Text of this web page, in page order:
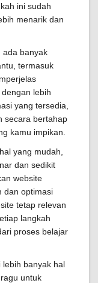
ini sudah
menarik dan
ada banyak
termasuk
lebih
yang tersedia,
secara bertahap
kamu impikan.
yang mudah,
dan sedikit
website
dan optimasi
tetap relevan
langkah
proses belajar
lebih banyak hal
untuk